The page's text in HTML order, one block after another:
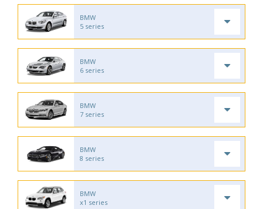
BMW
5 series
BMW
6 series
BMW
7 series
BMW
8 series
BMW
x1 series